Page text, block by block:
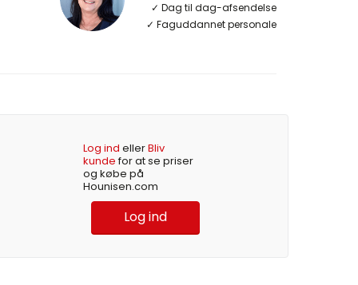
✓ Dag til dag-afsendelse
✓ Faguddannet personale
Log ind ellerBliv
kundefor at se priser
og købe på
Hounisen.com
Log ind